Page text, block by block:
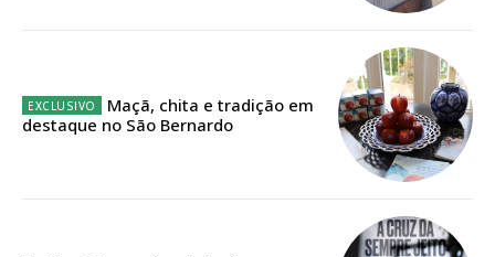
Maçã, chita e tradição em
destaque no São Bernardo